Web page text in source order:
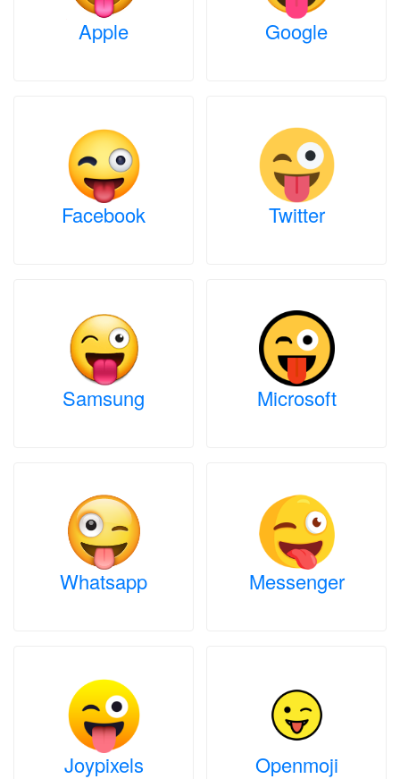
Apple Google
Facebook Twitter
Samsung Microsoft
Whatsapp Messenger
Joypixels Openmoji